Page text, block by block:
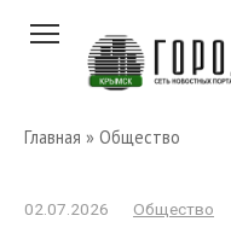
Главная » Общество
02.07.2026 Общество